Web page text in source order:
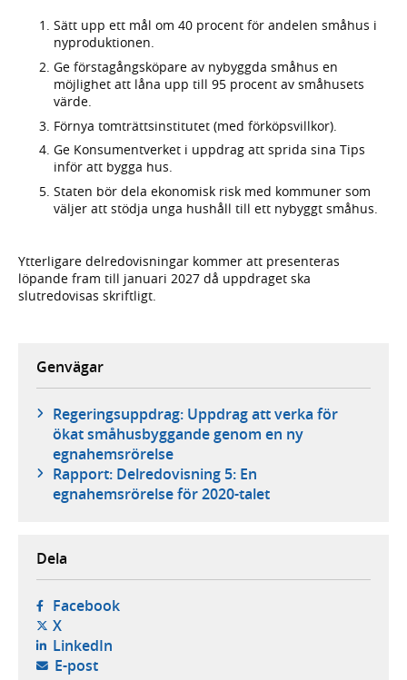
Sätt upp ett mål om 40 procent för andelen småhus i
nyproduktionen.
Ge förstagångsköpare av nybyggda småhus en
möjlighet att låna upp till 95 procent av småhusets
värde.
Förnya tomträttsinstitutet (med förköpsvillkor).
Ge Konsumentverket i uppdrag att sprida sina Tips
inför att bygga hus.
Staten bör dela ekonomisk risk med kommuner som
väljer att stödja unga hushåll till ett nybyggt småhus.
Ytterligare delredovisningar kommer att presenteras
löpande fram till januari 2027 då uppdraget ska
slutredovisas skriftligt.
Genvägar
Regeringsuppdrag: Uppdrag att verka för
ökat småhusbyggande genom en ny
egnahemsrörelse
Rapport: Delredovisning 5: En
egnahemsrörelse för 2020-talet
Dela
Facebook- öppnas i ny flik, extern webbplats,
X- öppnas i ny flik, extern webbplats,
LinkedIn- öppnas i ny flik, extern webbplats,
E-post- öppnar din e-postklient,